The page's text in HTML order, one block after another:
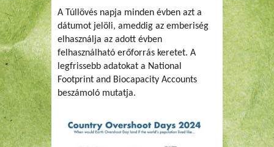
A Túllövés napja minden évben azt a
dátumot jelöli, ameddig az emberiség
elhasználja az adott évben
felhasználható erőforrás keretet. A
legfrissebb adatokat a National
Footprint and Biocapacity Accounts
beszámoló mutatja.